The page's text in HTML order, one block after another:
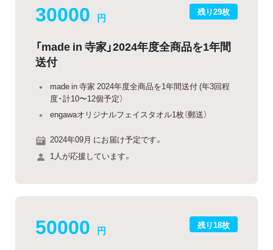
残り29枚
30000 円
「made in 寺家」2024年度全商品を1年間
送付
made in 寺家 2024年度全商品を1年間送付 (年3回程
度・計10〜12個予定）
engawaオリジナルフェイスタオル1枚（郵送）
2024年09月 にお届け予定です。
1人が応援しています。
残り18枚
50000 円